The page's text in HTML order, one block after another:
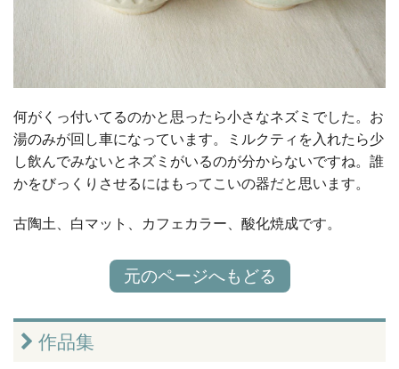
何がくっ付いてるのかと思ったら小さなネズミでした。お
湯のみが回し車になっています。ミルクティを入れたら少
し飲んでみないとネズミがいるのが分からないですね。誰
かをびっくりさせるにはもってこいの器だと思います。
古陶土、白マット、カフェカラー、酸化焼成です。
元のページへもどる
作品集